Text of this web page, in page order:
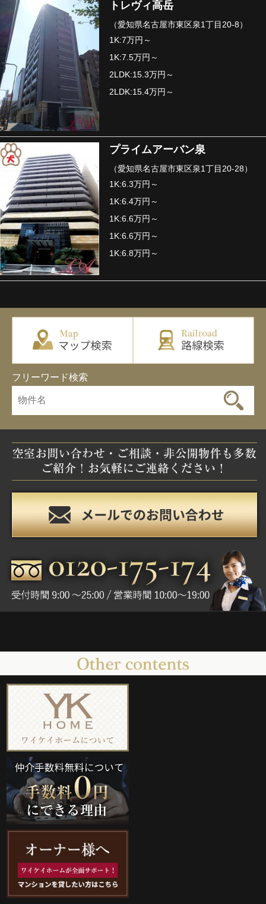
トレヴィ高岳
（愛知県名古屋市東区泉1丁目20-8）
1K:7万円～
1K:7.5万円～
2LDK:15.3万円～
2LDK:15.4万円～
プライムアーバン泉
（愛知県名古屋市東区泉1丁目20-28）
1K:6.3万円～
1K:6.4万円～
1K:6.6万円～
1K:6.6万円～
1K:6.8万円～
フリーワード検索